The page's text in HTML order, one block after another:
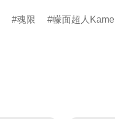
魂限 幪面超人